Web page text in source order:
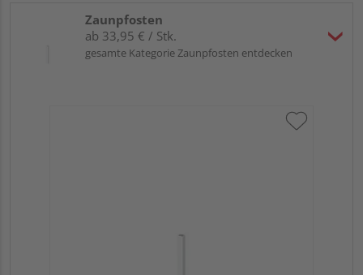
Zaunpfosten
ab 33,95 € / Stk.
gesamte Kategorie Zaunpfosten entdecken